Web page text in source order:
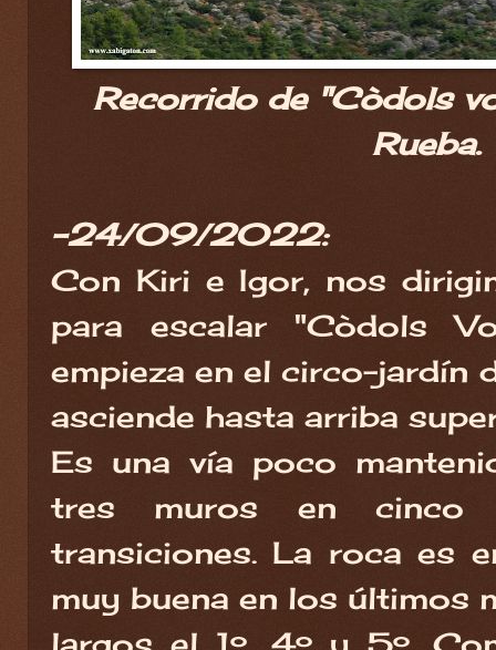
Recorrido de "Còdols
Rueba.
-24/09/2022:
Con Kiri e Igor, nos
para escalar "Còdols
empieza en el circo-jardín
asciende hasta arriba
Es una vía poco
tres muros en cinco
transiciones. La roca es
muy buena en los últimos